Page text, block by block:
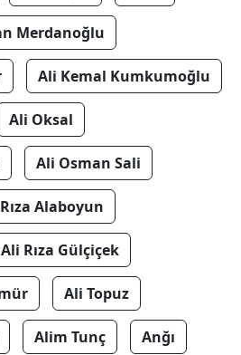
Merdanoğlu
Ali Kemal Kumkumoğlu
Ali Oksal
Ali Osman Sali
Alaboyun
Ali Rıza Gülçiçek
Ali Topuz
Alim Tunç Anğı